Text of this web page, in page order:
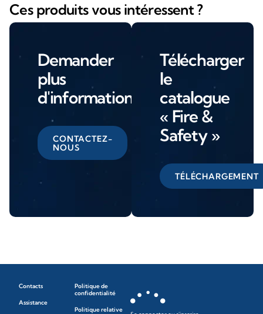
Ces produits vous intéressent ?
Demander
plus
d'informations
CONTACTEZ-
NOUS
Télécharger
le
catalogue
« Fire &
Safety »
TÉLÉCHARGEMENT
Contacts
Assistance
Politique de
confidentialité
Politique relative